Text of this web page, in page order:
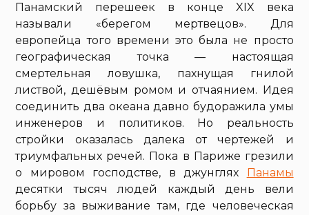
Панамский перешеек в конце XIX века
называли «берегом мертвецов». Для
европейца того времени это была не просто
географическая точка — настоящая
смертельная ловушка, пахнущая гнилой
листвой, дешёвым ромом и отчаянием. Идея
соединить два океана давно будоражила умы
инженеров и политиков. Но реальность
стройки оказалась далека от чертежей и
триумфальных речей. Пока в Париже грезили
о мировом господстве, в джунглях Панамы
десятки тысяч людей каждый день вели
борьбу за выживание там, где человеческая